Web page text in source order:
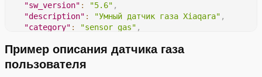
"sw_version" : "5.6" ,
"description" : "Умный датчик газа Xiaqara" ,
"category" : "sensor_gas" ,
"alarm_mute",
"battery_low_power"
"battery_percentage"
Пример описания датчика газа
пользователя